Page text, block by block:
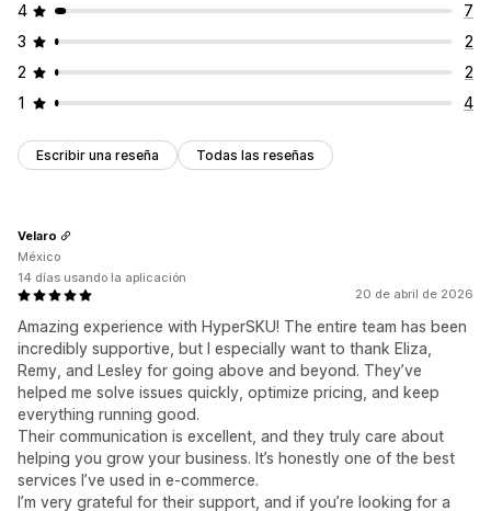
4
7
3
2
2
2
1
4
Escribir una reseña Todas las reseñas
20 de abril de 2026
Amazing experience with HyperSKU! The entire team has been
incredibly supportive, but I especially want to thank Eliza,
Remy, and Lesley for going above and beyond. They’ve
helped me solve issues quickly, optimize pricing, and keep
everything running good.
Their communication is excellent, and they truly care about
helping you grow your business. It’s honestly one of the best
services I’ve used in e-commerce.
I’m very grateful for their support, and if you’re looking for a
Velaro
México
14 días usando la aplicación